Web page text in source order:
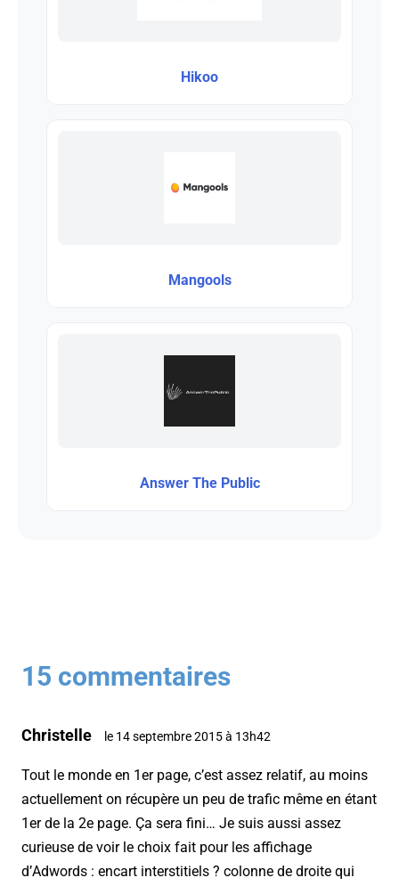
Hikoo
Mangools
Answer The Public
15 commentaires
Christelle le 14 septembre 2015 à 13h42
Tout le monde en 1er page, c’est assez relatif, au moins
actuellement on récupère un peu de trafic même en étant
1er de la 2e page. Ça sera fini… Je suis aussi assez
curieuse de voir le choix fait pour les affichage
d’Adwords : encart interstitiels ? colonne de droite qui